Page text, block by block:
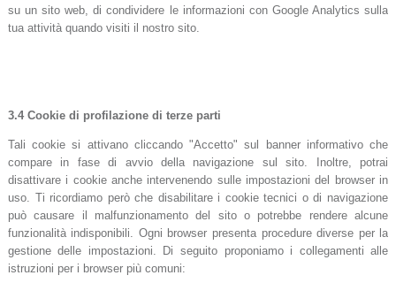
su un sito web, di condividere le informazioni con Google Analytics sulla
tua attività quando visiti il nostro sito.
3.4 Cookie di profilazione di terze parti
Tali cookie si attivano cliccando "Accetto" sul banner informativo che
compare in fase di avvio della navigazione sul sito. Inoltre, potrai
disattivare i cookie anche intervenendo sulle impostazioni del browser in
uso. Ti ricordiamo però che disabilitare i cookie tecnici o di navigazione
può causare il malfunzionamento del sito o potrebbe rendere alcune
funzionalità indisponibili. Ogni browser presenta procedure diverse per la
gestione delle impostazioni. Di seguito proponiamo i collegamenti alle
istruzioni per i browser più comuni: